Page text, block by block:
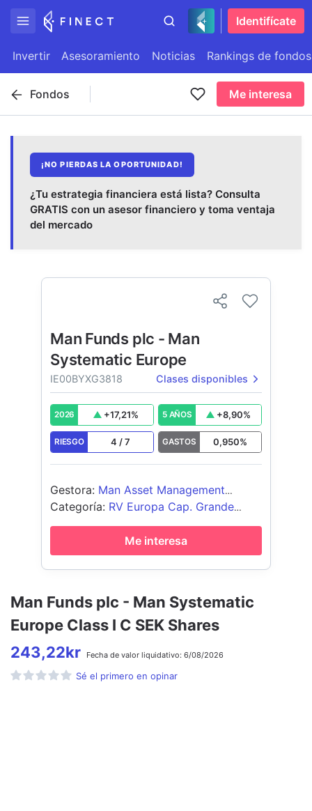
Identifícate
Invertir Asesoramiento Noticias Rankings de fondos
Fondos Me interesa
¡NO PIERDAS LA OPORTUNIDAD!
¿Tu estrategia financiera está lista? Consulta
GRATIS con un asesor financiero y toma ventaja
del mercado
Man Funds plc - Man Systematic
Europe Class I C SEK Shares
243,22kr Fecha de valor liquidativo: 6/08/2026
Sé el primero en opinar
Man Funds plc - Man
Systematic Europe
IE00BYXG3818 Clases disponibles
2026 +17,21% 5 AÑOS +8,90%
RIESGO 4 /7 GASTOS 0,950%
Gestora: Man Asset Management
(Ireland) Limited
Categoría: RV Europa Cap. Grande
Blend
Me interesa